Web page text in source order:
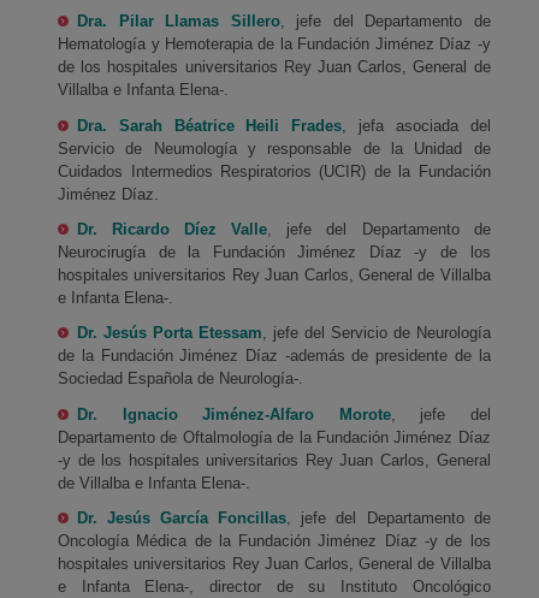
Dra. Pilar Llamas Sillero, jefe del Departamento de
Hematología y Hemoterapia de la Fundación Jiménez Díaz -y
de los hospitales universitarios Rey Juan Carlos, General de
Villalba e Infanta Elena-.
Dra. Sarah Béatrice Heili Frades , jefa asociada del
Servicio de Neumología y responsable de la Unidad de
Cuidados Intermedios Respiratorios (UCIR) de la Fundación
Jiménez Díaz.
Dr. Ricardo Díez Valle , jefe del Departamento de
Neurocirugía de la Fundación Jiménez Díaz -y de los
hospitales universitarios Rey Juan Carlos, General de Villalba
e Infanta Elena-.
Dr. Jesús PortaEtessam, jefe del Servicio de Neurología
de la Fundación Jiménez Díaz -además de presidente de la
Sociedad Española de Neurología-.
Dr. Ignacio Jiménez-Alfaro Morote, jefe del
Departamento de Oftalmología de la Fundación Jiménez Díaz
-y de los hospitales universitarios Rey Juan Carlos, General
de Villalba e Infanta Elena-.
Dr. Jesús García Foncillas, jefe del Departamento de
Oncología Médica de la Fundación Jiménez Díaz -y de los
hospitales universitarios Rey Juan Carlos, General de Villalba
e Infanta Elena-, director de su Instituto Oncológico